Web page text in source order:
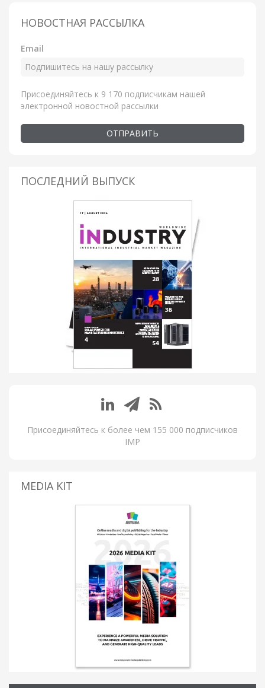
НОВОСТНАЯ РАССЫЛКА
Email
Присоединяйтесь к 9 170 подписчикам нашей
электронной новостной рассылки
ОТПРАВИТЬ
ПОСЛЕДНИЙ ВЫПУСК
Присоединяйтесь к более чем 155 000 подписчиков
IMP
MEDIA KIT